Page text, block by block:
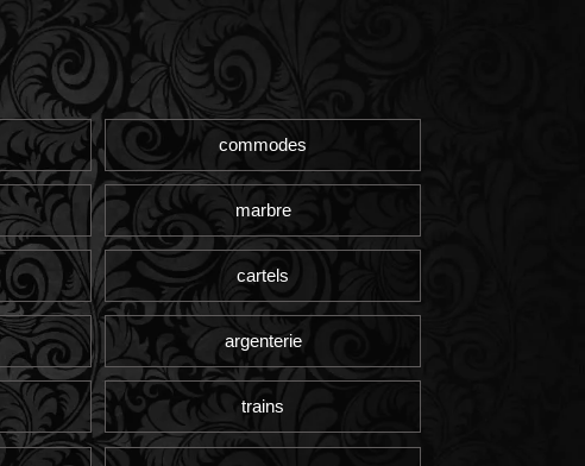
commodes
marbre
cartels
argenterie
trains